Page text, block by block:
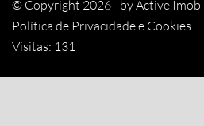
© Copyright 2026 - byActive Imob
Política de Privacidade e Cookies
Visitas: 131